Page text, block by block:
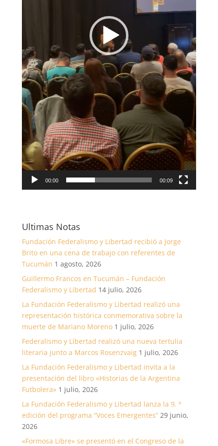
00:00 00:09
Ultimas Notas
Fundación Federalismo y Libertad recibió a Jorge
Brito en una cena de trabajo con referentes de
Tucumán 1 agosto, 2026
Guillermo Francos en Tucumán – Fundación
Federalismo y Libertad 14 julio, 2026
La Fundación Federalismo y Libertad realizó una
representación histórica conmemorativa sobre la
muerte de Mariano Moreno 1 julio, 2026
Federalismo y Libertad realizó una nueva tertulia
literaria junto a Marcos Rosenzvaig 1 julio, 2026
La Fundación Federalismo y Libertad invita a la
presentación del libro «Historias de la Argentina
Futbolera» 1 julio, 2026
La Fundación Federalismo y Libertad lanza la 9. ª
edición del programa “Voces Emergentes” 29 junio,
2026
«Formosa Libre» se presentó en el Congreso de la